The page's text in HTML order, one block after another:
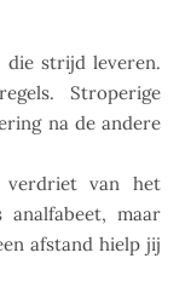
die strijd leveren.
Stroperige
na de andere
van het
maar
afstand hielp jij